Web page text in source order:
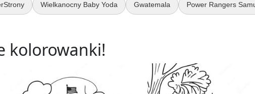
Wielkanocny Baby Yoda Gwatemala Power Rangers
kolorowanki!